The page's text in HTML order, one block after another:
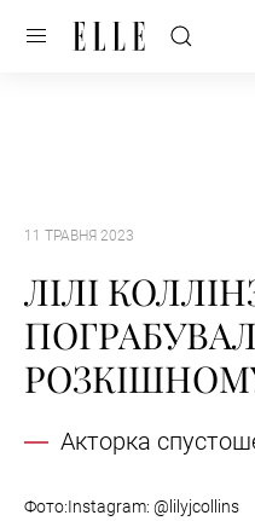
11 ТРАВНЯ 2023
ЛІЛІ
Акторка
Фото:Instagram: @lilyjcollins